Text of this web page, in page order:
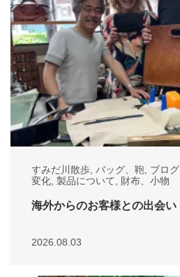
すみだ川散歩 バッグ、鞄 ブログ
変化 製品について 財布、小物
海外からのお客様との出会い
2026.08.03